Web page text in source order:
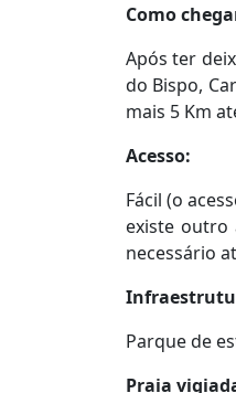
Como
Após ter
do Bispo,
mais 5 Km
Acesso:
Fácil (o
existe outro
necessário
Parque de
Praia